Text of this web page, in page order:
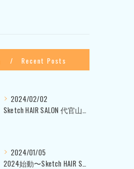
Recent Posts
2024/02/02
Sketch HAIR SALON 代官山〜美容室ブログ〜
2024/01/05
2024始動〜Sketch HAIR SALON 代官山〜